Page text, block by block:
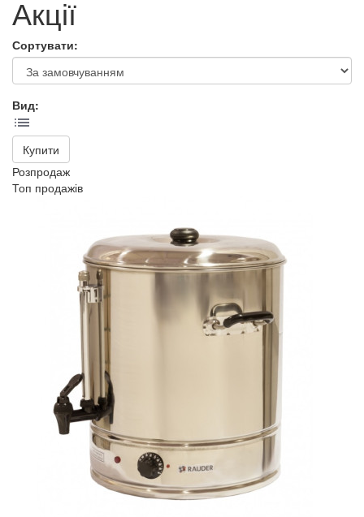
Акції
Сортувати:
Вид:
Купити
Розпродаж
Топ продажів